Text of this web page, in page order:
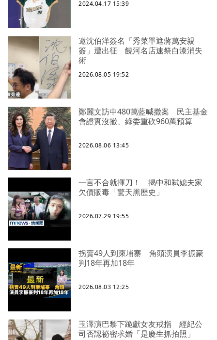
2024.04.17 15:39
邀沈伯洋簽名「秀菜單遮蔣萬安親
簽」遭出征 饒河名店速祭白漆消失
術
2026.08.05 19:52
鄭麗文訪中480萬藍喊撤案 民主基金
會證實沒撤、綠委重砍960萬預算
2026.08.06 13:45
一言不合就揮刀！ 揭中和弒媳夫家
欠債販毒「驚天黑歷史」
2026.07.29 19:55
拐賣49人到柬埔寨 角頭演員李振豪
判18年再加18年
2026.08.03 12:25
玉澤演巴黎下跪獻女友戒指 經紀公
司否認祕密求婚「是慶生抓拍照」